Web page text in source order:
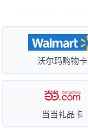
沃尔玛购物卡
当当礼品卡